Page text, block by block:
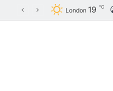
London 19 ℃